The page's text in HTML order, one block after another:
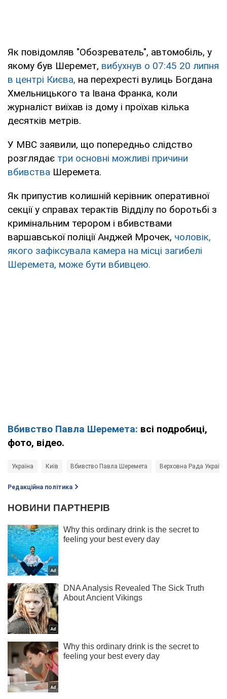
Як повідомляв "Обозреватель", автомобіль, у
якому був Шеремет, вибухнув о 07:45 20 липня
в центрі Києва, на перехресті вулиць Богдана
Хмельницького та Івана Франка, коли
журналіст виїхав із дому і проїхав кілька
десятків метрів.
У МВС заявили, що попередньо слідство
розглядає три основні можливі причини
вбивства Шеремета.
Як припустив колишній керівник оперативної
секції у справах терактів Відділу по боротьбі з
кримінальним терором і вбивствами
варшавської поліції Анджей Мрочек, чоловік,
якого зафіксувала камера на місці загибелі
Шеремета, може бути вбивцею.
Вбивство Павла Шеремета: всі подробиці,
фото, відео.
Україна Київ Вбивство Павла Шеремета Верховна Рада України
Редакційна політика